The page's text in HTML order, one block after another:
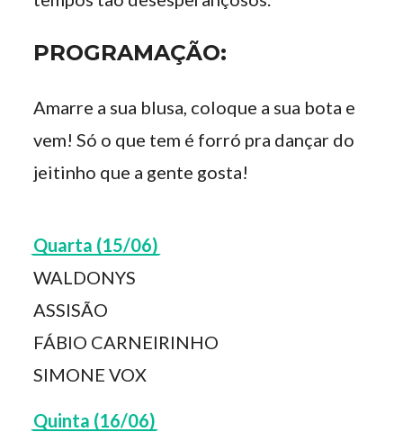
PROGRAMAÇÃO:
Amarre a sua blusa, coloque a sua bota e
vem! Só o que tem é forró pra dançar do
jeitinho que a gente gosta!
Quarta (15/06)
WALDONYS
ASSISÃO
FÁBIO CARNEIRINHO
SIMONE VOX
Quinta (16/06)